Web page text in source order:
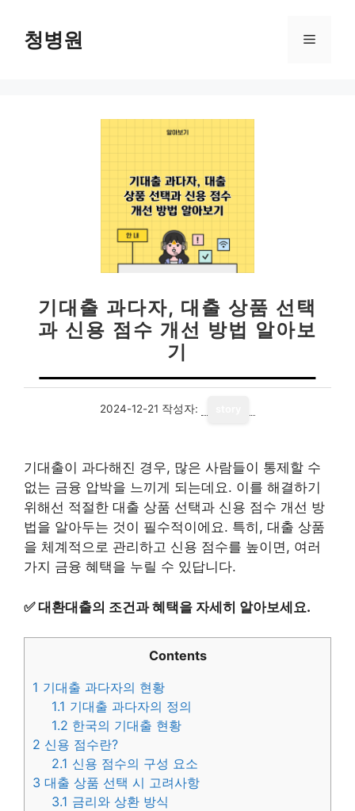
청병원 메
기대출 과다자, 대출 상품 선택
과 신용 점수 개선 방법 알아보
기
2024-12-21 작성자:
기대출이 과다해진 경우, 많은 사람들이 통제할 수
없는 금융 압박을 느끼게 되는데요. 이를 해결하기
위해선 적절한 대출 상품 선택과 신용 점수 개선 방
법을 알아두는 것이 필수적이에요. 특히, 대출 상품
을 체계적으로 관리하고 신용 점수를 높이면, 여러
가지 금융 혜택을 누릴 수 있답니다.
✅대환대출의 조건과 혜택을 자세히 알아보세요.
Contents
1 기대출 과다자의 현황
1.1 기대출 과다자의 정의
1.2 한국의 기대출 현황
2 신용 점수란?
2.1 신용 점수의 구성 요소
3 대출 상품 선택 시 고려사항
3.1 금리와 상환 방식